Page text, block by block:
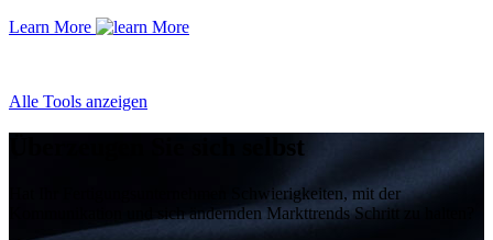
Learn More
Alle Tools anzeigen
Überzeugen Sie sich selbst
Hat Ihr Fertigungsunternehmen Schwierigkeiten, mit der
Kommunikation und sich ändernden Markttrends Schritt zu halten?